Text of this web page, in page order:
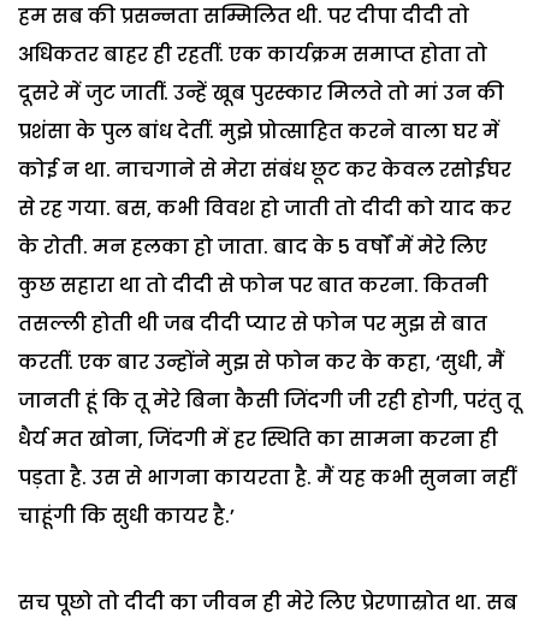
हम सब की प्रसन्नता सम्मिलित थी. पर दीपा दीदी तो
अधिकतर बाहर ही रहतीं. एक कार्यक्रम समाप्त होता तो
दूसरे में जुट जातीं. उन्हें खूब पुरस्कार मिलते तो मां उन की
प्रशंसा के पुल बांध देतीं. मुझे प्रोत्साहित करने वाला घर में
कोई न था. नाचगाने से मेरा संबंध छूट कर केवल रसोईघर
से रह गया. बस, कभी विवश हो जाती तो दीदी को याद कर
के रोती. मन हलका हो जाता. बाद के 5 वर्षों में मेरे लिए
कुछ सहारा था तो दीदी से फोन पर बात करना. कितनी
तसल्ली होती थी जब दीदी प्यार से फोन पर मुझ से बात
करतीं. एक बार उन्होंने मुझ से फोन कर के कहा, ‘सुधी, मैं
जानती हूं कि तू मेरे बिना कैसी जिंदगी जी रही होगी, परंतु तू
धैर्य मत खोना, जिंदगी में हर स्थिति का सामना करना ही
पड़ता है. उस से भागना कायरता है. मैं यह कभी सुनना नहीं
चाहूंगी कि सुधी कायर है.’
सच पूछो तो दीदी का जीवन ही मेरे लिए प्रेरणास्रोत था. सब